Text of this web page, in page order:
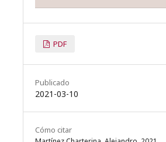
PDF
Publicado
2021-03-10
Cómo citar